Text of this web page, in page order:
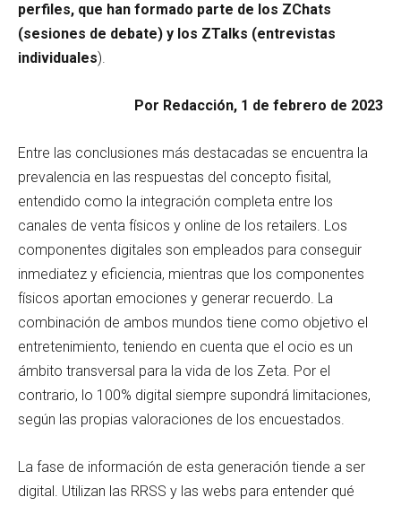
perfiles, que han formado parte de los ZChats
(sesiones de debate) y los ZTalks (entrevistas
individuales).
Por Redacción, 1 de febrero de 2023
Entre las conclusiones más destacadas se encuentra la
prevalencia en las respuestas del concepto fisital,
entendido como la integración completa entre los
canales de venta físicos y online de los retailers. Los
componentes digitales son empleados para conseguir
inmediatez y eficiencia, mientras que los componentes
físicos aportan emociones y generar recuerdo. La
combinación de ambos mundos tiene como objetivo el
entretenimiento, teniendo en cuenta que el ocio es un
ámbito transversal para la vida de los Zeta. Por el
contrario, lo 100% digital siempre supondrá limitaciones,
según las propias valoraciones de los encuestados.
La fase de información de esta generación tiende a ser
digital. Utilizan las RRSS y las webs para entender qué